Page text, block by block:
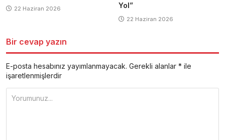
22 Haziran 2026
Yol”
22 Haziran 2026
Bir cevap yazın
E-posta hesabınız yayımlanmayacak. Gerekli alanlar * ile
işaretlenmişlerdir